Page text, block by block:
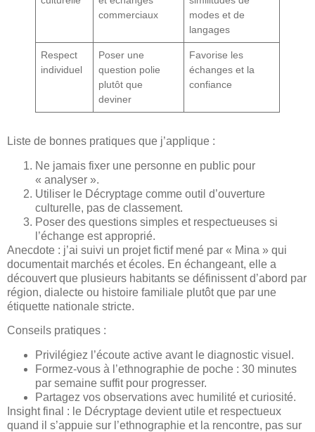
commerciaux
modes et de
langages
Respect
individuel
Poser une
question polie
plutôt que
deviner
Favorise les
échanges et la
confiance
Liste de bonnes pratiques que j’applique :
Ne jamais fixer une personne en public pour
« analyser ».
Utiliser le Décryptage comme outil d’ouverture
culturelle, pas de classement.
Poser des questions simples et respectueuses si
l’échange est approprié.
Anecdote : j’ai suivi un projet fictif mené par « Mina » qui
documentait marchés et écoles. En échangeant, elle a
découvert que plusieurs habitants se définissent d’abord par
région, dialecte ou histoire familiale plutôt que par une
étiquette nationale stricte.
Conseils pratiques :
Privilégiez l’écoute active avant le diagnostic visuel.
Formez-vous à l’ethnographie de poche : 30 minutes
par semaine suffit pour progresser.
Partagez vos observations avec humilité et curiosité.
Insight final : le Décryptage devient utile et respectueux
quand il s’appuie sur l’ethnographie et la rencontre, pas sur